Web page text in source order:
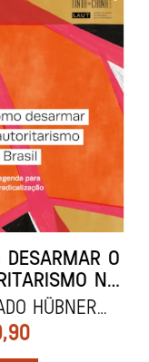
DESARMAR O
NO
HÜBNER